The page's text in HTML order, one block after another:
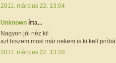
2011. március 22. 13:04
Unknown írta...
Nagyon jól néz ki!
azt hiszem most már nekem is ki kell
2011. március 22. 13:28